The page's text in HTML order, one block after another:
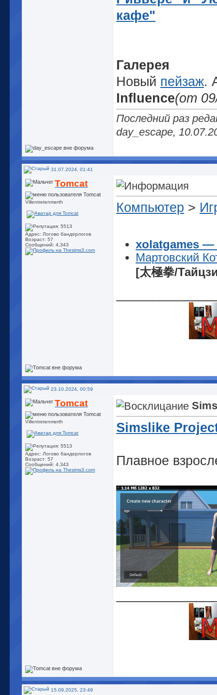
кафе"
Галерея
Новый пейзаж.
Influence(от
Последний раз
day_escape,
31.07.2024, 01:41
Tomcat
Villentretenmerth
Адрес: Логово бандерлогов
Возраст: 57
Сообщений: 4,343
Компьютер >
xolatgames —
Мартовский
[太極拳/
23.10.2024, 00:59
Tomcat
Villentretenmerth
Адрес: Логово бандерлогов
Возраст: 57
Сообщений: 4,343
Simslike
Плавное
15.09.2025, 23:49